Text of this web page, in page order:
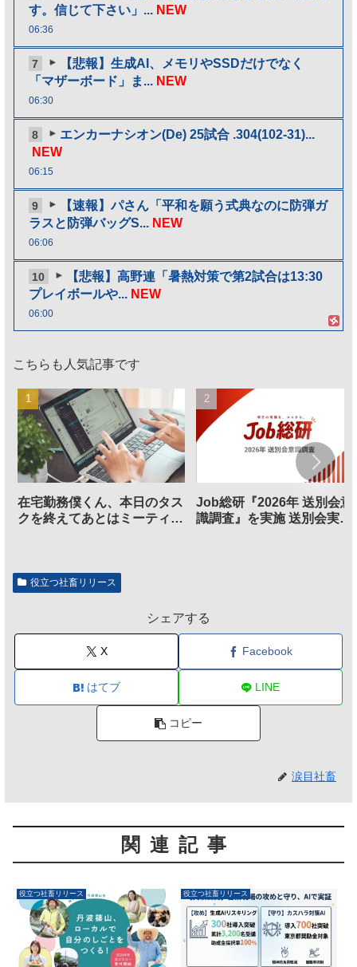
す。信じて下さい」... NEW
06:36
7
【悲報】生成AI、メモリやSSDだけでなく
「マザーボード」ま... NEW
06:30
8
エンカーナシオン(De) 25試合 .304(102-31)...
NEW
06:15
9
【速報】パさん「平和を願う式典なのに防弾ガ
ラスと防弾バッグS... NEW
06:06
10
【悲報】高野連「暑熱対策で第2試合は13:30
プレイボールや... NEW
06:00
こちらも人気記事です
在宅勤務僕くん、本日のタス
クを終えてあとはミーティン
Job総研『2026年 送別会意
識調査』を実施 送別会実施
役立つ社畜リリース
シェアする
X Facebook
はてブ LINE
コピー
涙目社畜
関連記事
役立つ社畜リリース 役立つ社畜リリース